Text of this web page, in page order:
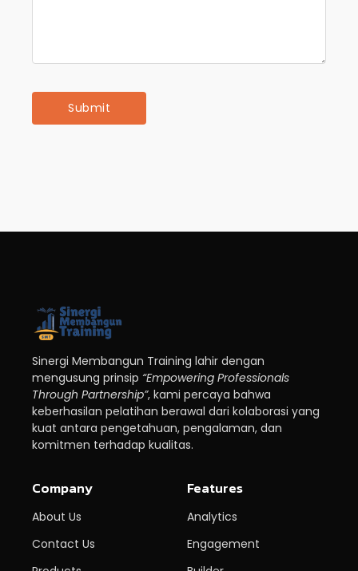
Sinergi Membangun Training lahir dengan
mengusung prinsip “Empowering Professionals
Through Partnership”, kami percaya bahwa
keberhasilan pelatihan berawal dari kolaborasi yang
kuat antara pengetahuan, pengalaman, dan
komitmen terhadap kualitas.
Company
About Us
Contact Us
Features
Analytics
Engagement